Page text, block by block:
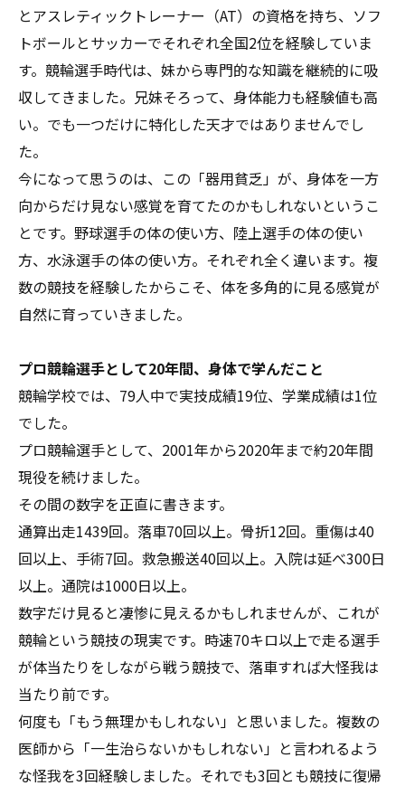
とアスレティックトレーナー（AT）の資格を持ち、ソフ
トボールとサッカーでそれぞれ全国2位を経験していま
す。競輪選手時代は、妹から専門的な知識を継続的に吸
収してきました。兄妹そろって、身体能力も経験値も高
い。でも一つだけに特化した天才ではありませんでし
た。
今になって思うのは、この「器用貧乏」が、身体を一方
向からだけ見ない感覚を育てたのかもしれないというこ
とです。野球選手の体の使い方、陸上選手の体の使い
方、水泳選手の体の使い方。それぞれ全く違います。複
数の競技を経験したからこそ、体を多角的に見る感覚が
自然に育っていきました。
プロ競輪選手として20年間、身体で学んだこと
競輪学校では、79人中で実技成績19位、学業成績は1位
でした。
プロ競輪選手として、2001年から2020年まで約20年間
現役を続けました。
その間の数字を正直に書きます。
通算出走1439回。落車70回以上。骨折12回。重傷は40
回以上、手術7回。救急搬送40回以上。入院は延べ300日
以上。通院は1000日以上。
数字だけ見ると凄惨に見えるかもしれませんが、これが
競輪という競技の現実です。時速70キロ以上で走る選手
が体当たりをしながら戦う競技で、落車すれば大怪我は
当たり前です。
何度も「もう無理かもしれない」と思いました。複数の
医師から「一生治らないかもしれない」と言われるよう
な怪我を3回経験しました。それでも3回とも競技に復帰